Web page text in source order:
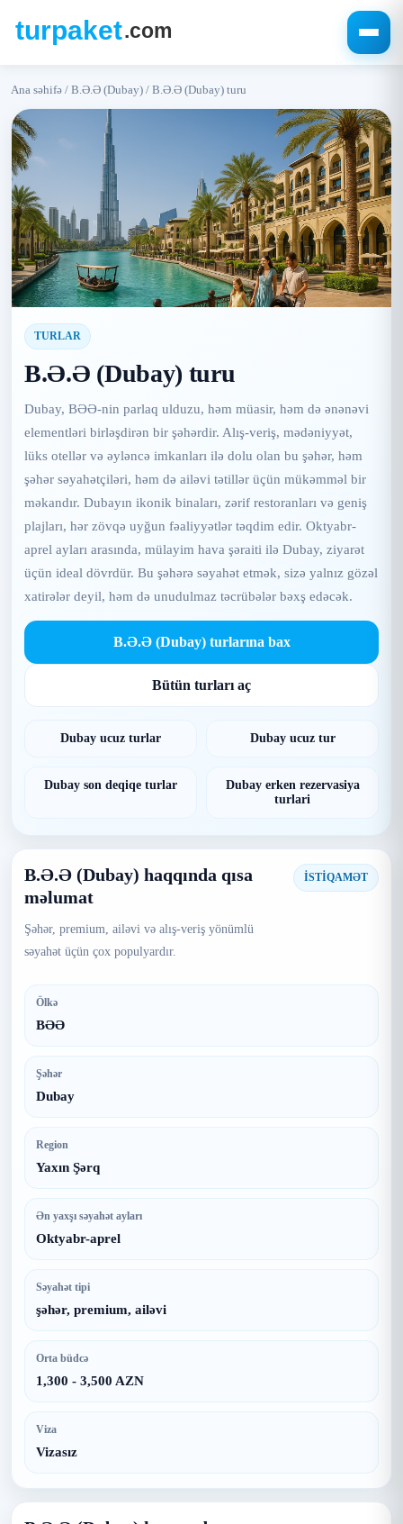
Ana səhifə / B.Ə.Ə (Dubay) / B.Ə.Ə (Dubay) turu
TURLAR
B.Ə.Ə (Dubay) turu
Dubay, BƏƏ-nin parlaq ulduzu, həm müasir, həm də ənənəvi
elementləri birləşdirən bir şəhərdir. Alış-veriş, mədəniyyət,
lüks otellər və əyləncə imkanları ilə dolu olan bu şəhər, həm
şəhər səyahətçiləri, həm də ailəvi tətillər üçün mükəmməl bir
məkandır. Dubayın ikonik binaları, zərif restoranları və geniş
plajları, hər zövqə uyğun fəaliyyətlər təqdim edir. Oktyabr-
aprel ayları arasında, mülayim hava şəraiti ilə Dubay, ziyarət
üçün ideal dövrdür. Bu şəhərə səyahət etmək, sizə yalnız gözəl
xatirələr deyil, həm də unudulmaz təcrübələr bəxş edəcək.
B.Ə.Ə (Dubay) turlarına bax
Bütün turları aç
Dubay ucuz turlar Dubay ucuz tur
Dubay son deqiqe turlar
Dubay erken rezervasiya
turlari
B.Ə.Ə (Dubay) haqqında qısa
məlumat
Şəhər, premium, ailəvi və alış-veriş yönümlü
səyahət üçün çox populyardır.
İSTİQAMƏT
Ölkə
BƏƏ
Şəhər
Dubay
Region
Yaxın Şərq
Ən yaxşı səyahət ayları
Oktyabr-aprel
Səyahət tipi
şəhər, premium, ailəvi
Orta büdcə
1,300 - 3,500 AZN
Viza
Vizasız